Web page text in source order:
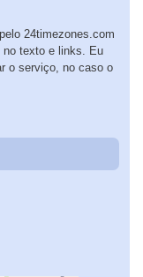
24timezones.com
no texto e links. Eu
o serviço, no caso o